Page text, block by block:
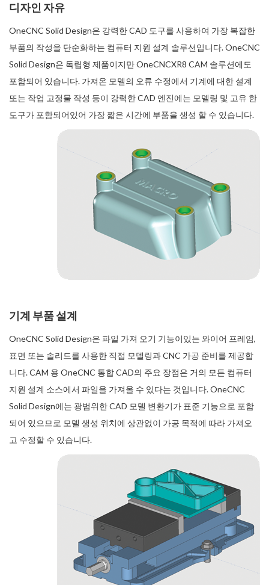
디자인 자유
OneCNC Solid Design은 강력한 CAD 도구를 사용하여 가장 복잡한
부품의 작성을 단순화하는 컴퓨터 지원 설계 솔루션입니다. OneCNC
Solid Design은 독립형 제품이지만 OneCNCXR8 CAM 솔루션에도
포함되어 있습니다. 가져온 모델의 오류 수정에서 기계에 대한 설계
또는 작업 고정물 작성 등이 강력한 CAD 엔진에는 모델링 및 고유 한
도구가 포함되어있어 가장 짧은 시간에 부품을 생성 할 수 있습니다.
기계 부품 설계
OneCNC Solid Design은 파일 가져 오기 기능이있는 와이어 프레임,
표면 또는 솔리드를 사용한 직접 모델링과 CNC 가공 준비를 제공합
니다. CAM 용 OneCNC 통합 CAD의 주요 장점은 거의 모든 컴퓨터
지원 설계 소스에서 파일을 가져올 수 있다는 것입니다. OneCNC
Solid Design에는 광범위한 CAD 모델 변환기가 표준 기능으로 포함
되어 있으므로 모델 생성 위치에 상관없이 가공 목적에 따라 가져오
고 수정할 수 있습니다.